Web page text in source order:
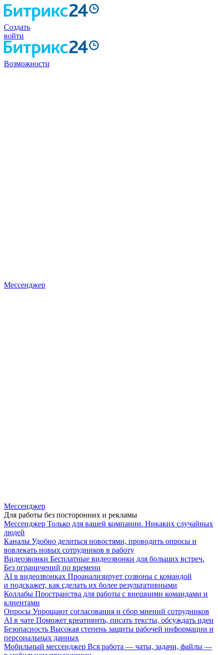
Создать
войти
Возможности
Мессенджер
Мессенджер
Для работы без посторонних и рекламы
Мессенджер Только для вашей компании. Никаких случайных
людей
Каналы Удобно делиться новостями, проводить опросы и
вовлекать новых сотрудников в работу
Видеозвонки Бесплатные видеозвонки для больших встреч.
Без ограничений по времени
AI в видеозвонках Проанализирует созвоны с командой
и подскажет, как сделать их более результативными
Коллабы Пространства для работы с внешними командами и
клиентами
Опросы Упрощают согласования и сбор мнений сотрудников
AI в чате Поможет креативить, писать тексты, обсуждать идеи
Безопасность Высокая степень защиты рабочей информации и
персональных данных
Мобильный мессенджер Вся работа — чаты, задачи, файлы —